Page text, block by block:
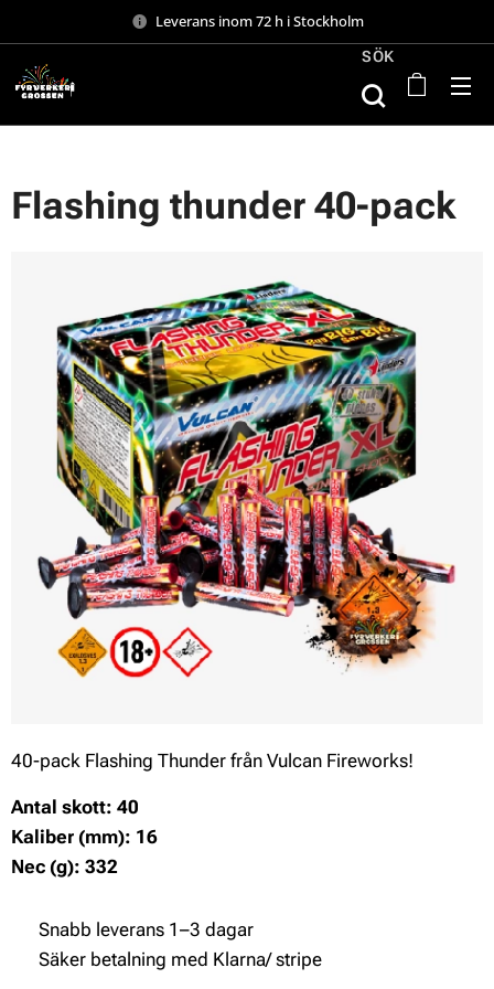
Leverans inom 72 h i Stockholm
SÖK
Flashing thunder 40-pack
40-pack Flashing Thunder från Vulcan Fireworks!
Antal skott: 40
Kaliber (mm): 16
Nec (g): 332
✔ Snabb leverans 1–3 dagar
✔ Säker betalning med Klarna/ stripe